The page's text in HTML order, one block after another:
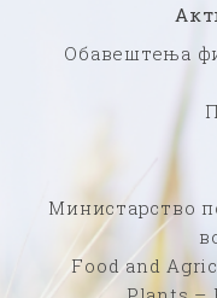
Обавештења
Министарство
Food and